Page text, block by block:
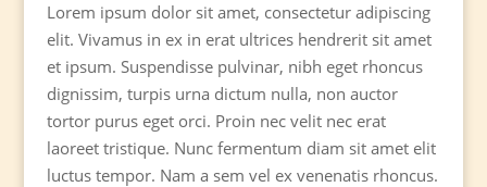
Lorem ipsum dolor sit amet, consectetur adipiscing
elit. Vivamus in ex in erat ultrices hendrerit sit amet
et ipsum. Suspendisse pulvinar, nibh eget rhoncus
dignissim, turpis urna dictum nulla, non auctor
tortor purus eget orci. Proin nec velit nec erat
laoreet tristique. Nunc fermentum diam sit amet elit
luctus tempor. Nam a sem vel ex venenatis rhoncus.